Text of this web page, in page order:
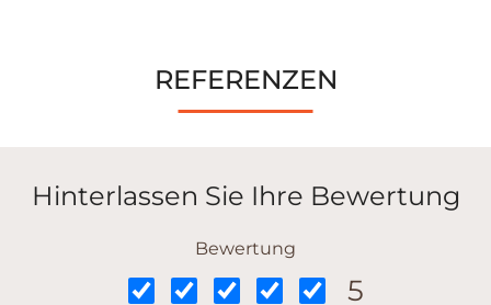
REFERENZEN
Hinterlassen Sie Ihre Bewertung
Bewertung
5